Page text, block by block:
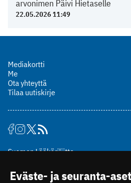
arvonimen Päivi Hietaselle
22.05.2026 11:49
Mediakortti
Me
Ota yhteyttä
Tilaa uutiskirje
Suomen Lääkäriliitto
00510 Helsinki
Eväste- ja seuranta-